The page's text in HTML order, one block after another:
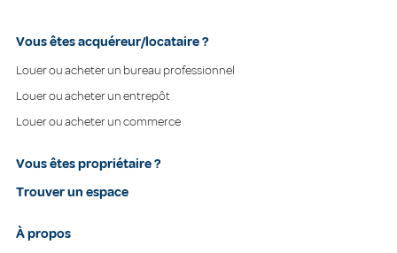
Vous êtes acquéreur/locataire ?
Louer ou acheter un bureau professionnel
Louer ou acheter un entrepôt
Louer ou acheter un commerce
Vous êtes propriétaire ?
Trouver un espace
À propos